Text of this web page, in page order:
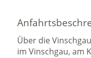
Über die
im Vinschgau, am